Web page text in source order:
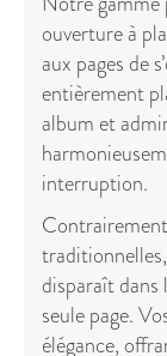
ouverture à
aux pages de
entièrement
album et
interruption.
disparaît
seule page.
élégance,